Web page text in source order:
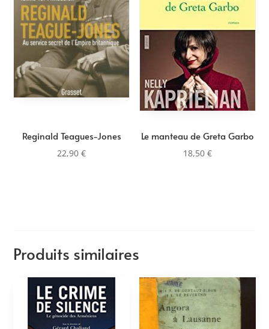
ancien
Reginald Teagues-Jones
22,90€
Le manteau de Greta Garbo
18,50 €
Produits similaires